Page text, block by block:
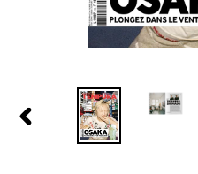
PREVIOUS